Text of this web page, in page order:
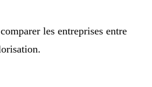
les entreprises entre